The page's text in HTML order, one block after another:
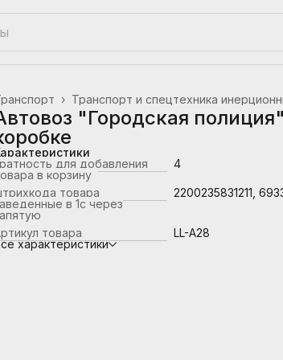
Транспорт и спецтехника
›
"Городская
для добавления
в корзину
4
товара
в 1с через
2200235831211,
товара
LL-A28
характеристики